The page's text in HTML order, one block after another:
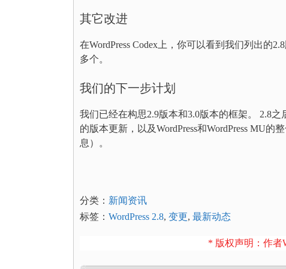
其它改进
在WordPress Codex上，你可以看到我们列出的
多个。
我们的下一步计划
我们已经在构思2.9版本和3.0版本的框架。 2.8
的版本更新，以及WordPress和WordPress MU
息）。
分类： 新闻资讯
标签： WordPress 2.8, 变更, 最新动态
* 版权声明：作者